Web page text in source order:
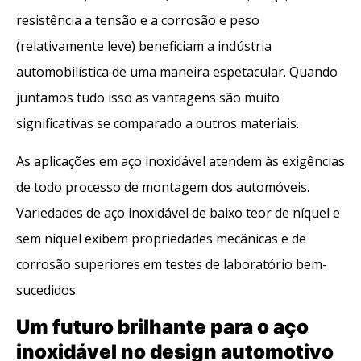
resistência a tensão e a corrosão e peso
(relativamente leve) beneficiam a indústria
automobilística de uma maneira espetacular. Quando
juntamos tudo isso as vantagens são muito
significativas se comparado a outros materiais.
As aplicações em aço inoxidável atendem às exigências
de todo processo de montagem dos automóveis.
Variedades de aço inoxidável de baixo teor de níquel e
sem níquel exibem propriedades mecânicas e de
corrosão superiores em testes de laboratório bem-
sucedidos.
Um futuro brilhante para o aço
inoxidável no design automotivo